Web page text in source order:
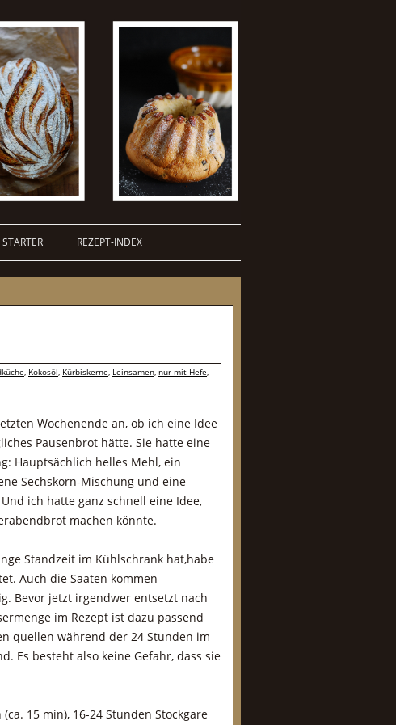
REZEPT-INDEX
, Kokosöl, Kürbiskerne, Leinsamen, nur mit Hefe,
Wochenende an, ob ich eine Idee
Pausenbrot hätte. Sie hatte eine
Hauptsächlich helles Mehl, ein
Sechskorn-Mischung und eine
ich hatte ganz schnell eine Idee,
machen könnte.
Standzeit im Kühlschrank hat,habe
Auch die Saaten kommen
Bevor jetzt irgendwer entsetzt nach
im Rezept ist dazu passend
quellen während der 24 Stunden im
Es besteht also keine Gefahr, dass sie
15 min), 16-24 Stunden Stockgare